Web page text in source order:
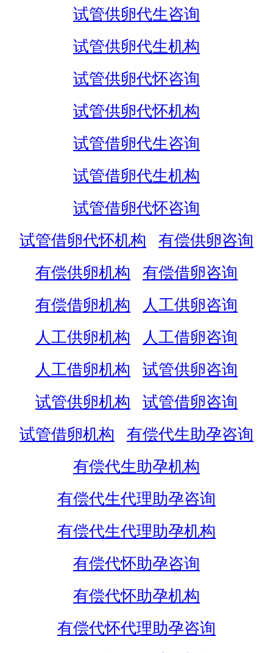
试管供卵代生咨询
试管供卵代生机构
试管供卵代怀咨询
试管供卵代怀机构
试管借卵代生咨询
试管借卵代生机构
试管借卵代怀咨询
试管借卵代怀机构
有偿供卵咨询
有偿供卵机构
有偿借卵咨询
有偿借卵机构
人工供卵咨询
人工供卵机构
人工借卵咨询
人工借卵机构
试管供卵咨询
试管供卵机构
试管借卵咨询
试管借卵机构
有偿代生助孕咨询
有偿代生助孕机构
有偿代生代理助孕咨询
有偿代生代理助孕机构
有偿代怀助孕咨询
有偿代怀助孕机构
有偿代怀代理助孕咨询